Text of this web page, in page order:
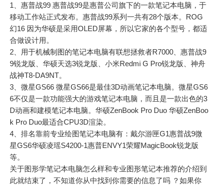
1、惠普战99 惠普战99是惠普公司旗下的一款笔记本电脑，于
移动工作站正式发布。惠普战99系列一共有28个版本。ROG
幻16 因为华硕是采用OLED屏幕，所以它家的各个型号，都适
合做设计用。
2、用于机械制图的笔记本电脑有联想拯救者R7000、惠普战9
9锐龙版、华硕天选3锐龙版、小米Redmi G Pro锐龙版、神舟
战神T8-DA9NT。
3、微星GS66 微星GS66是最佳3D动画笔记本电脑。微星GS6
6不仅是一款功能强大的游戏笔记本电脑，而且是一款出色的3
D动画和建模笔记本电脑。华硕ZenBook Pro Duo 华硕ZenBoo
k Pro Duo最适合CPU3D渲染。
4、排名靠前专业绘图笔记本电脑有：戴尔游匣G1惠普战9微
星GS6华硕凌瑶S4200-1惠普ENVY1荣耀MagicBook锐龙版
等。
关于图形学笔记本电脑怎么样和专业图形笔记本推荐的介绍到
此就结束了，不知道你从中找到你需要的信息了吗 ？如果你